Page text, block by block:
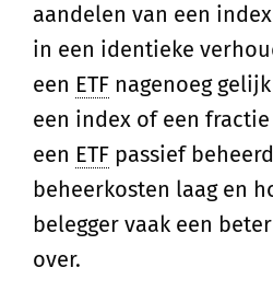
aandelen van een
in een identieke
een ETF nagenoeg
een index of een
een ETF passief
beheerkosten laag en
belegger vaak een
over.